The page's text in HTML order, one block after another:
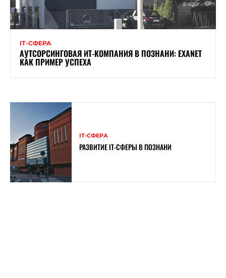
ІТ-СФЕРА
АУТСОРСИНГОВАЯ ИТ-КОМПАНИЯ В ПОЗНАНИ: EXANET
КАК ПРИМЕР УСПЕХА
ІТ-СФЕРА
РАЗВИТИЕ IT-СФЕРЫ В ПОЗНАНИ